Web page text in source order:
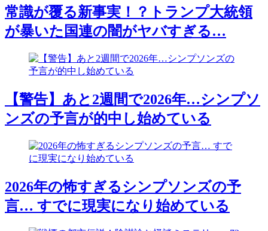
常識が覆る新事実！？トランプ大統領
が暴いた国連の闇がヤバすぎる…
【警告】あと2週間で2026年…シンプソ
ンズの予言が的中し始めている
2026年の怖すぎるシンプソンズの予
言… すでに現実になり始めている